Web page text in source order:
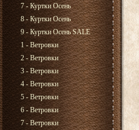
7 - Куртки Осень
8 - Куртки Осень
9 - Куртки Осень SALE
1 - Ветровки
2 - Ветровки
3 - Ветровки
4 - Ветровки
5 - Ветровки
6 - Ветровки
7 - Ветровки